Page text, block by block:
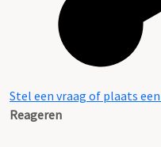
Stel een vraag of plaats
Reageren